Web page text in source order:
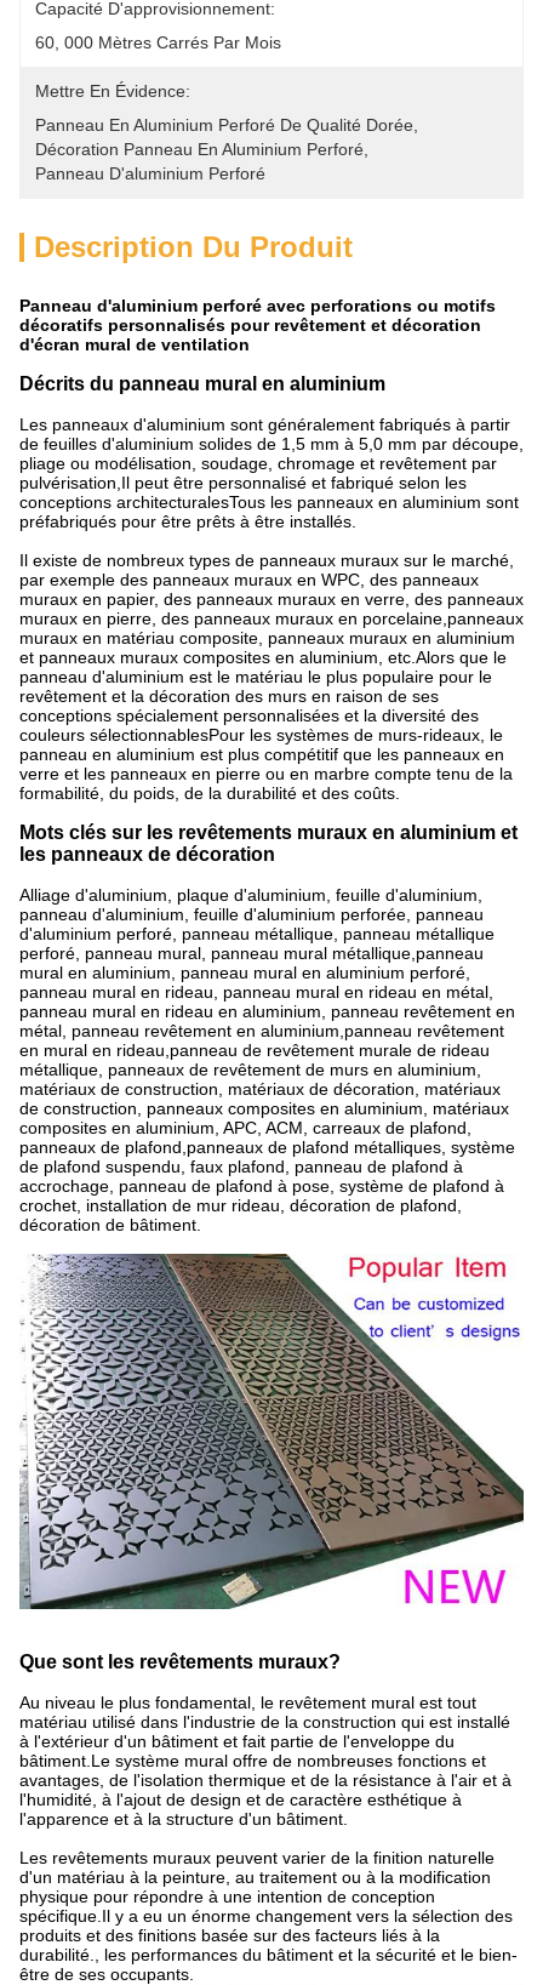
Capacité D'approvisionnement:
60, 000 Mètres Carrés Par Mois
Mettre En Évidence:
Panneau En Aluminium Perforé De Qualité Dorée
Décoration Panneau En Aluminium Perforé
Panneau D'aluminium Perforé
Description Du Produit
Panneau d'aluminium perforé avec perforations ou motifs
décoratifs personnalisés pour revêtement et décoration
d'écran mural de ventilation
Décrits du panneau mural en aluminium
Les panneaux d'aluminium sont généralement fabriqués à partir
de feuilles d'aluminium solides de 1,5 mm à 5,0 mm par découpe,
pliage ou modélisation, soudage, chromage et revêtement par
pulvérisation,Il peut être personnalisé et fabriqué selon les
conceptions architecturalesTous les panneaux en aluminium sont
préfabriqués pour être prêts à être installés.
Il existe de nombreux types de panneaux muraux sur le marché,
par exemple des panneaux muraux en WPC, des panneaux
muraux en papier, des panneaux muraux en verre, des panneaux
muraux en pierre, des panneaux muraux en porcelaine,panneaux
muraux en matériau composite, panneaux muraux en aluminium
et panneaux muraux composites en aluminium, etc.Alors que le
panneau d'aluminium est le matériau le plus populaire pour le
revêtement et la décoration des murs en raison de ses
conceptions spécialement personnalisées et la diversité des
couleurs sélectionnablesPour les systèmes de murs-rideaux, le
panneau en aluminium est plus compétitif que les panneaux en
verre et les panneaux en pierre ou en marbre compte tenu de la
formabilité, du poids, de la durabilité et des coûts.
Mots clés sur les revêtements muraux en aluminium et
les panneaux de décoration
Alliage d'aluminium, plaque d'aluminium, feuille d'aluminium,
panneau d'aluminium, feuille d'aluminium perforée, panneau
d'aluminium perforé, panneau métallique, panneau métallique
perforé, panneau mural, panneau mural métallique,panneau
mural en aluminium, panneau mural en aluminium perforé,
panneau mural en rideau, panneau mural en rideau en métal,
panneau mural en rideau en aluminium, panneau revêtement en
métal, panneau revêtement en aluminium,panneau revêtement
en mural en rideau,panneau de revêtement murale de rideau
métallique, panneaux de revêtement de murs en aluminium,
matériaux de construction, matériaux de décoration, matériaux
de construction, panneaux composites en aluminium, matériaux
composites en aluminium, APC, ACM, carreaux de plafond,
panneaux de plafond,panneaux de plafond métalliques, système
de plafond suspendu, faux plafond, panneau de plafond à
accrochage, panneau de plafond à pose, système de plafond à
crochet, installation de mur rideau, décoration de plafond,
décoration de bâtiment.
Que sont les revêtements muraux?
Au niveau le plus fondamental, le revêtement mural est tout
matériau utilisé dans l'industrie de la construction qui est installé
à l'extérieur d'un bâtiment et fait partie de l'enveloppe du
bâtiment.Le système mural offre de nombreuses fonctions et
avantages, de l'isolation thermique et de la résistance à l'air et à
l'humidité, à l'ajout de design et de caractère esthétique à
l'apparence et à la structure d'un bâtiment.
Les revêtements muraux peuvent varier de la finition naturelle
d'un matériau à la peinture, au traitement ou à la modification
physique pour répondre à une intention de conception
spécifique.Il y a eu un énorme changement vers la sélection des
produits et des finitions basée sur des facteurs liés à la
durabilité., les performances du bâtiment et la sécurité et le bien-
être de ses occupants.